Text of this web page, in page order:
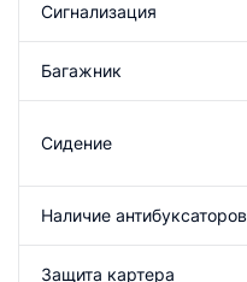
Сигнализация
Багажник
Сидение
Наличие антибуксаторов
Защита картера